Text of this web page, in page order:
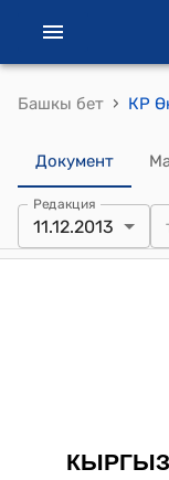
Башкы бет ›
Документ
Редакция
11.12.2013